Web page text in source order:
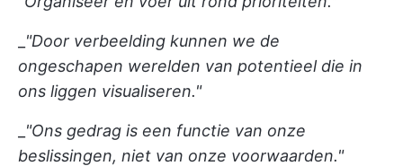
"Door verbeelding kunnen we de
ongeschapen werelden van potentieel die in
ons liggen visualiseren."
"Ons gedrag is een functie van onze
beslissingen, niet van onze voorwaarden."